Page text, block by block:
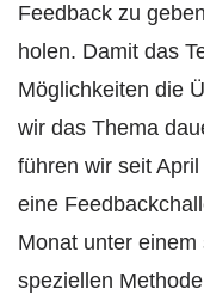
Feedback zu
holen. Damit das
Möglichkeiten die
wir das Thema
führen wir seit
eine
Monat unter
speziellen